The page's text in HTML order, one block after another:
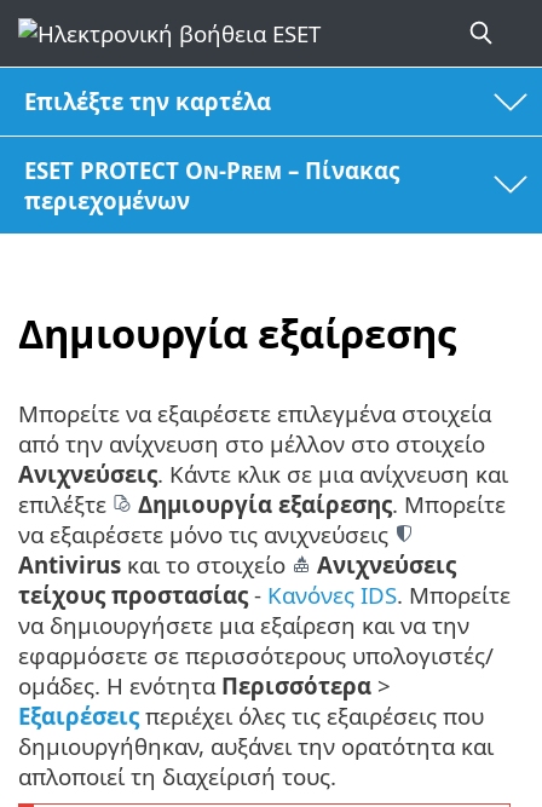
Επιλέξτε την καρτέλα
ESET PROTECT On-Prem – Πίνακας
περιεχομένων
Δημιουργία εξαίρεσης
Μπορείτε να εξαιρέσετε επιλεγμένα στοιχεία
από την ανίχνευση στο μέλλον στο στοιχείο
Ανιχνεύσεις. Κάντε κλικ σε μια ανίχνευση και
επιλέξτε
Δημιουργία εξαίρεσης. Μπορείτε
να εξαιρέσετε μόνο τις ανιχνεύσεις
Antivirus και το στοιχείο
Ανιχνεύσεις
τείχους προστασίας - Κανόνες IDS. Μπορείτε
να δημιουργήσετε μια εξαίρεση και να την
εφαρμόσετε σε περισσότερους υπολογιστές/
ομάδες. Η ενότητα Περισσότερα >
Εξαιρέσεις περιέχει όλες τις εξαιρέσεις που
δημιουργήθηκαν, αυξάνει την ορατότητα και
απλοποιεί τη διαχείρισή τους.